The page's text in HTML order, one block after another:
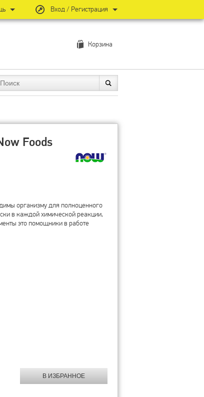
Корзина
Foods
организму для полноценного
в каждой химической реакции,
это помощники в работе
Вход / Регистрация